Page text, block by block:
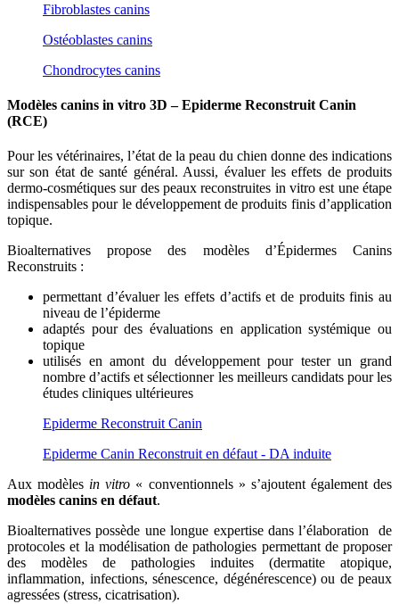
Fibroblastes canins
Ostéoblastes canins
Chondrocytes canins
Modèles canins in vitro 3D – Epiderme Reconstruit Canin
(RCE)
Pour les vétérinaires, l’état de la peau du chien donne des indications
sur son état de santé général. Aussi, évaluer les effets de produits
dermo-cosmétiques sur des peaux reconstruites in vitro est une étape
indispensables pour le développement de produits finis d’application
topique.
Bioalternatives propose des modèles d’Épidermes Canins
Reconstruits :
permettant d’évaluer les effets d’actifs et de produits finis au
niveau de l’épiderme
adaptés pour des évaluations en application systémique ou
topique
utilisés en amont du développement pour tester un grand
nombre d’actifs et sélectionner les meilleurs candidats pour les
études cliniques ultérieures
Epiderme Reconstruit Canin
Epiderme Canin Reconstruit en défaut - DA induite
Aux modèles in vitro « conventionnels » s’ajoutent également des
modèles canins en défaut.
Bioalternatives possède une longue expertise dans l’élaboration de
protocoles et la modélisation de pathologies permettant de proposer
des modèles de pathologies induites (dermatite atopique,
inflammation, infections, sénescence, dégénérescence) ou de peaux
agressées (stress, cicatrisation).